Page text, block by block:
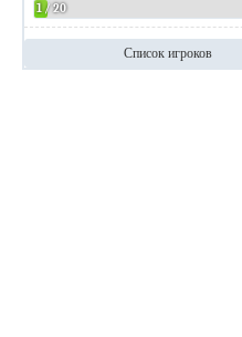
1 / 20
Список игроков